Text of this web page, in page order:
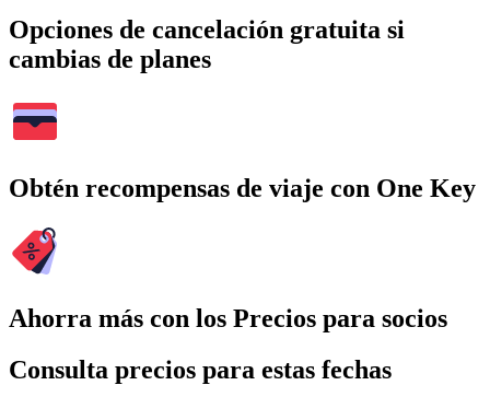
Opciones de cancelación gratuita si
cambias de planes
Obtén recompensas de viaje con One Key
Ahorra más con los Precios para socios
Consulta precios para estas fechas